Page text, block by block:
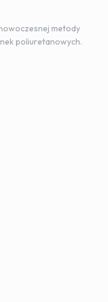
metody
poliuretanowych.